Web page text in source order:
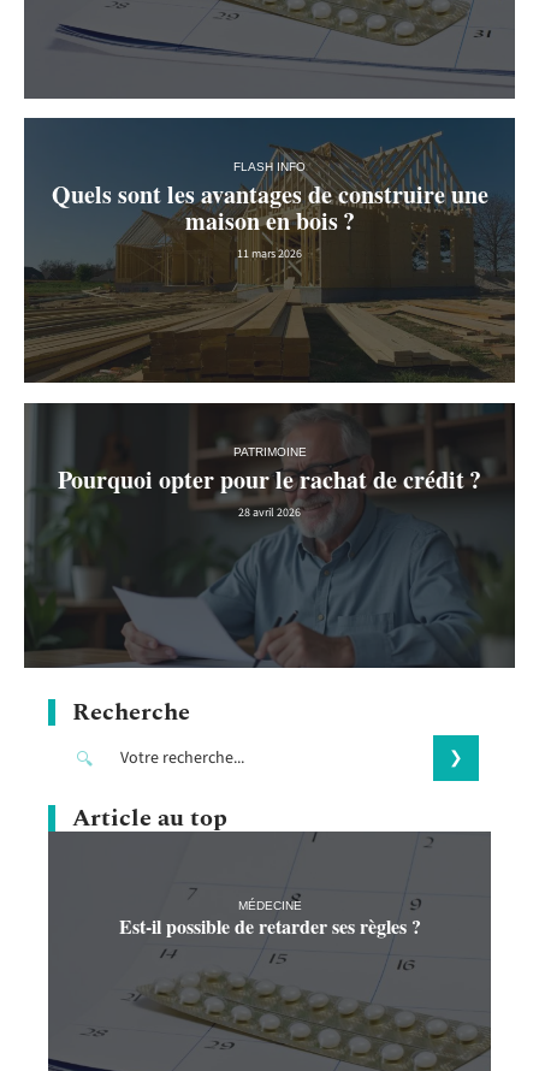
FLASH INFO
Quels sont les avantages de construire une
maison en bois ?
11 mars 2026
PATRIMOINE
Pourquoi opter pour le rachat de crédit ?
28 avril 2026
Recherche
Article au top
MÉDECINE
Est-il possible de retarder ses règles ?